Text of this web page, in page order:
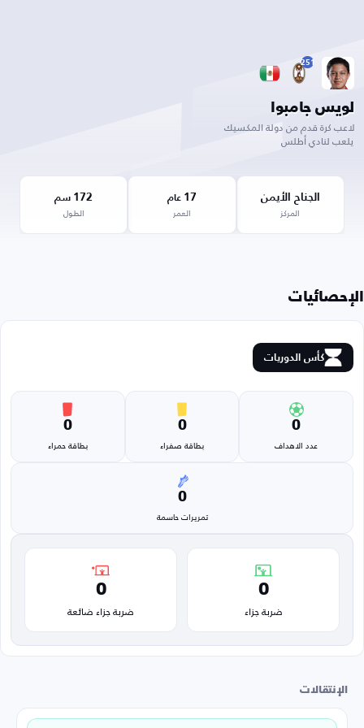
251
لويس جامبوا
لاعب كرة قدم من دولة المكسيك
يلعب لنادي أطلس
الجناح الأيمن
المركز
17 عام
العمر
172 سم
الطول
الإحصائيات
كأس الدوريات
0
عدد الاهداف
0
بطاقة صفراء
0
بطاقة حمراء
0
تمريرات حاسمة
0
ضربة جزاء
0
ضربة جزاء ضائعة
الإنتقالات